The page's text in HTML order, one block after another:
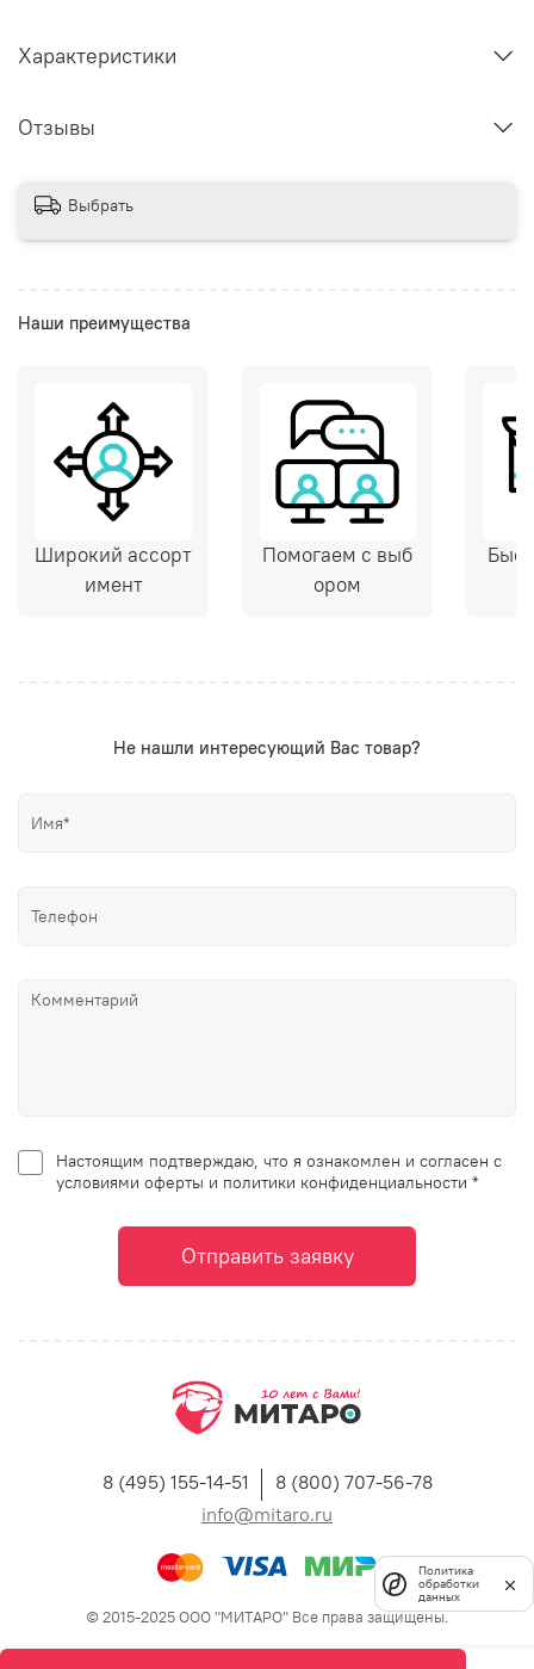
Характеристики
Отзывы
Выбрать
Наши преимущества
Широкий ассорт
имент
Помогаем с выб
ором
Не нашли интересующий Вас товар?
Настоящим подтверждаю, что я ознакомлен и согласен с
условиями оферты и политики конфиденциальности *
Отправить заявку
8 (495) 155-14-51
8 (800) 707-56-78
info@mitaro.ru
© 2015-2025 ООО "МИТАРО" Все права защищены.
Политика
обработки
данных